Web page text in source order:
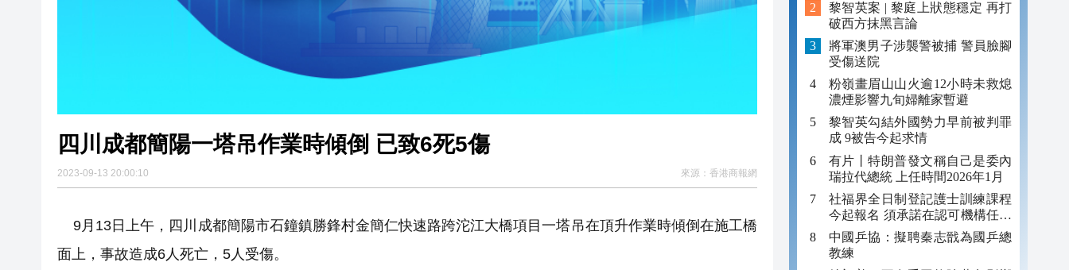
四川成都簡陽一塔吊作業時傾倒 已致6死5傷
2023-09-13 20:00:10 來源： 香港商報網
9月13日上午，四川成都簡陽市石鐘鎮勝鋒村金簡仁快速路跨沱江大橋項目一塔吊在頂升作業時傾倒在施工橋
面上，事故造成6人死亡，5人受傷。
黎智英案 | 黎庭上狀態穩定 再打
破西方抹黑言論
將軍澳男子涉襲警被捕 警員臉腳
受傷送院
粉嶺畫眉山山火逾12小時未救熄
濃煙影響九旬婦離家暫避
黎智英勾結外國勢力早前被判罪
成 9被告今起求情
有片丨特朗普發文稱自己是委內
瑞拉代總統 上任時間2026年1月
社福界全日制登記護士訓練課程
今起報名 須承諾在認可機構任職
至少三年
中國乒協：擬聘秦志戩為國乒總
教練